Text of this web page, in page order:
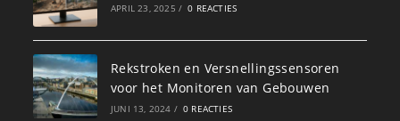
APRIL 23, 2025 / 0 REACTIES
Rekstroken en Versnellingssensoren
voor het Monitoren van Gebouwen
JUNI 13, 2024 / 0 REACTIES